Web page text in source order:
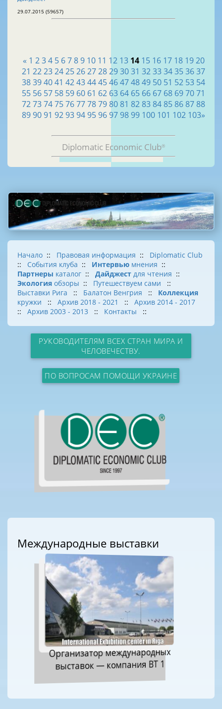
29.07.2015 (59657)
« 1 2 3 4 5 6 7 8 9 10 11 12 13 14 15 16 17 18 19 20
21 22232425262728293031 323334353637
38394041 4243444546474849 50 51 52 53 54
55 56 57 58 59 60 61 62 63 64 65 66 67 68 697071
727374757677787980 81 82 83 84 85 86 87 88
899091 929394959697 98 99 100 101 102 103»
Diplomatic Economic Club®
Начало :: Правовая информация :: Diplomatic Club
:: События клуба :: Интервью мнения ::
Партнеры каталог :: Дайджест для чтения ::
Экология обзоры :: Путешествуем сами
::
Выставки Рига
:: Балатон Венгрия :: Коллекция
кружки
:: Архив 2018 - 2021 :: Архив 2014 - 2017
:: Архив 2003 - 2013 :: Контакты ::
РУКОВОДИТЕЛЯМ ВСЕХ СТРАН МИРА И
ЧЕЛОВЕЧЕСТВУ.
ПО ВОПРОСАМ ПОМОЩИ УКРАИНЕ
Международные выставки
Организатор международных
выставок — компания ВТ 1